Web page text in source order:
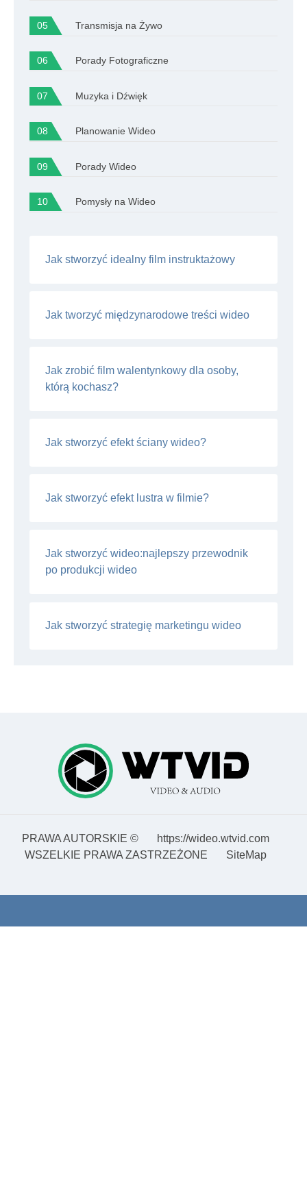
Transmisja na Żywo
Porady Fotograficzne
Muzyka i Dźwięk
Planowanie Wideo
Porady Wideo
Pomysły na Wideo
Jak stworzyć idealny film instruktażowy
Jak tworzyć międzynarodowe treści wideo
Jak zrobić film walentynkowy dla osoby,
którą kochasz?
Jak stworzyć efekt ściany wideo?
Jak stworzyć efekt lustra w filmie?
Jak stworzyć wideo:najlepszy przewodnik
po produkcji wideo
Jak stworzyć strategię marketingu wideo
PRAWA AUTORSKIE ©
https://wideo.wtvid.com
WSZELKIE PRAWA ZASTRZEŻONE
SiteMap